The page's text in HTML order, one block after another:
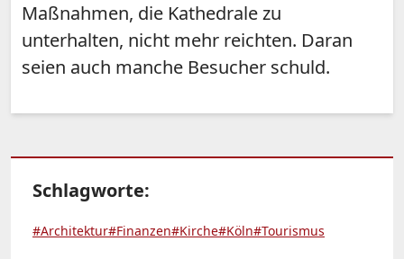
Maßnahmen, die Kathedrale zu
unterhalten, nicht mehr reichten. Daran
seien auch manche Besucher schuld.
Schlagworte:
#Architektur#Finanzen#Kirche#Köln#Tourismus